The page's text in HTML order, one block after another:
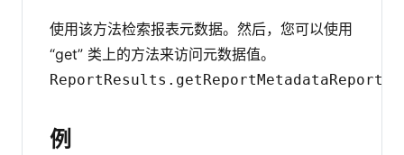
使用该方法检索报表元数据。然后，您可以使用
“get” 类上的方法来访问元数据值。
ReportResults.getReportMetadata
例